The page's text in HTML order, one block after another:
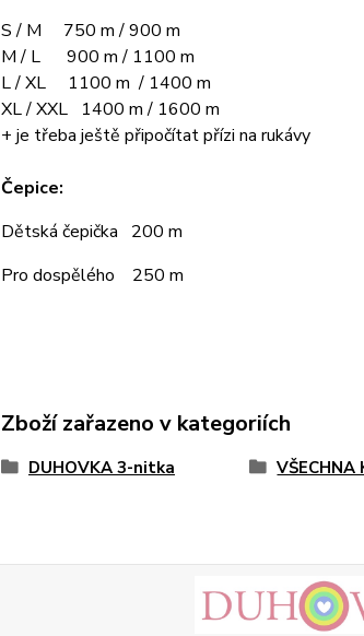
S / M 750 m / 900 m
M / L 900 m / 1100 m
L / XL 1100 m / 1400 m
XL / XXL 1400 m / 1600 m
+ je třeba ještě připočítat přízi na rukávy
Čepice:
Dětská čepička 200 m
Pro dospělého 250 m
Zboží zařazeno v kategoriích
DUHOVKA 3-nitka VŠECHNA